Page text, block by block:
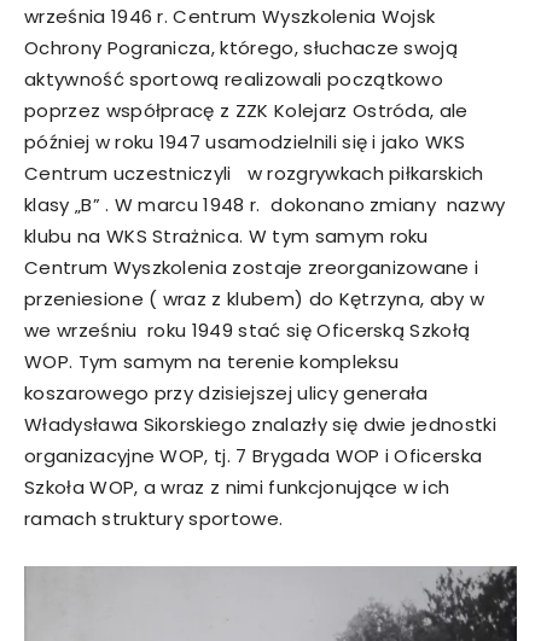
września 1946 r. Centrum Wyszkolenia Wojsk
Ochrony Pogranicza, którego, słuchacze swoją
aktywność sportową realizowali początkowo
poprzez współpracę z ZZK Kolejarz Ostróda, ale
później w roku 1947 usamodzielnili się i jako WKS
Centrum uczestniczyli w rozgrywkach piłkarskich
klasy „B” . W marcu 1948 r. dokonano zmiany nazwy
klubu na WKS Strażnica. W tym samym roku
Centrum Wyszkolenia zostaje zreorganizowane i
przeniesione ( wraz z klubem) do Kętrzyna, aby w
we wrześniu roku 1949 stać się Oficerską Szkołą
WOP. Tym samym na terenie kompleksu
koszarowego przy dzisiejszej ulicy generała
Władysława Sikorskiego znalazły się dwie jednostki
organizacyjne WOP, tj. 7 Brygada WOP i Oficerska
Szkoła WOP, a wraz z nimi funkcjonujące w ich
ramach struktury sportowe.